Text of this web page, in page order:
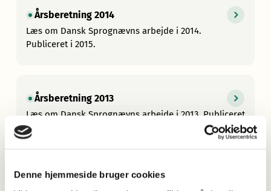
Denne hjemmeside bruger cookies
Årsberetning 2014
Læs om Dansk Sprognævns arbejde i 2014.
Publiceret i 2015.
Årsberetning 2013
Læs om Dansk Sprognævns arbejde i 2013. Publiceret
i 2014.
Årsberetning 2012